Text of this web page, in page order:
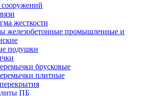
жесткости
железобетонные промышленные и
подушки
брусковые
плитные
ПБ